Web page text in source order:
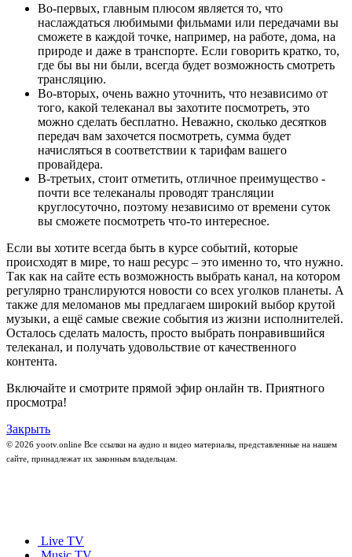
Во-первых, главным плюсом является то, что
наслаждаться любимыми фильмами или передачами вы
сможете в каждой точке, например, на работе, дома, на
природе и даже в транспорте. Если говорить кратко, то,
где бы вы ни были, всегда будет возможность смотреть
трансляцию.
Во-вторых, очень важно уточнить, что независимо от
того, какой телеканал вы захотите посмотреть, это
можно сделать бесплатно. Неважно, сколько десятков
передач вам захочется посмотреть, сумма будет
начисляться в соответствии к тарифам вашего
провайдера.
В-третьих, стоит отметить, отличное преимущество -
почти все телеканалы проводят трансляции
круглосуточно, поэтому независимо от времени суток
вы сможете посмотреть что-то интересное.
Если вы хотите всегда быть в курсе событий, которые
происходят в мире, то наш ресурс – это именно то, что нужно.
Так как на сайте есть возможность выбрать канал, на котором
регулярно транслируются новости со всех уголков планеты. А
также для меломанов мы предлагаем широкий выбор крутой
музыки, а ещё самые свежие события из жизни исполнителей.
Осталось сделать малость, просто выбрать понравившийся
телеканал, и получать удовольствие от качественного
контента.
Включайте и смотрите прямой эфир онлайн тв. Приятного
просмотра!
Закрыть
© 2026 yootv.online Все ссылки на аудио и видео материалы, представленные на нашем
сайте, принадлежат их законным владельцам.
Live TV